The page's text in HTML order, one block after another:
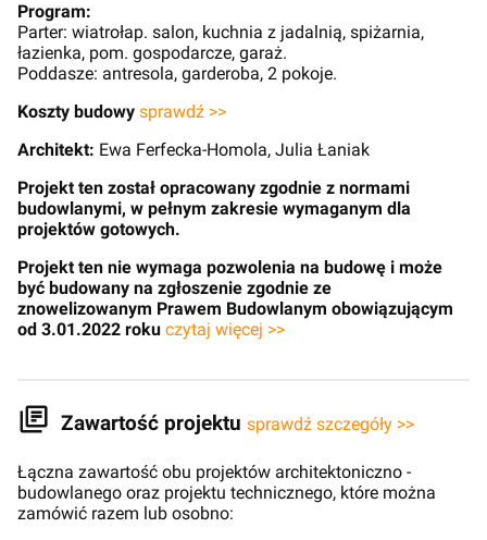
Program:
Parter: wiatrołap. salon, kuchnia z jadalnią, spiżarnia,
łazienka, pom. gospodarcze, garaż.
Poddasze: antresola, garderoba, 2 pokoje.
Koszty budowy sprawdź >>
Architekt: Ewa Ferfecka-Homola, Julia Łaniak
Projekt ten został opracowany zgodnie z normami
budowlanymi, w pełnym zakresie wymaganym dla
projektów gotowych.
Projekt ten nie wymaga pozwolenia na budowę i może
być budowany na zgłoszenie zgodnie ze
znowelizowanym Prawem Budowlanym obowiązującym
od 3.01.2022 roku czytaj więcej >>
Zawartość projektu sprawdź szczegóły >>
Łączna zawartość obu projektów architektoniczno -
budowlanego oraz projektu technicznego, które można
zamówić razem lub osobno: